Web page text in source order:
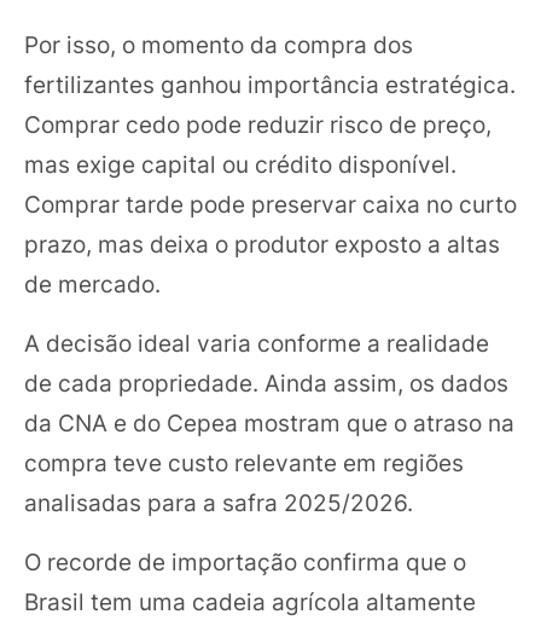
Por isso, o momento da compra dos
fertilizantes ganhou importância estratégica.
Comprar cedo pode reduzir risco de preço,
mas exige capital ou crédito disponível.
Comprar tarde pode preservar caixa no curto
prazo, mas deixa o produtor exposto a altas
de mercado.
A decisão ideal varia conforme a realidade
de cada propriedade. Ainda assim, os dados
da CNA e do Cepea mostram que o atraso na
compra teve custo relevante em regiões
analisadas para a safra 2025/2026.
O recorde de importação confirma que o
Brasil tem uma cadeia agrícola altamente